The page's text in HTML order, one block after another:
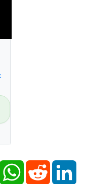
VK WhatsAppReddit